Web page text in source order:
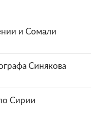
и Сомали
Синякова
Сирии